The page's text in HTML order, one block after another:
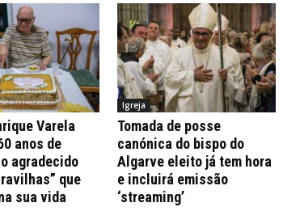
Varela
anos de
agradecido
que
sua vida
Igreja
Tomada de posse
canónica do bispo do
Algarve eleito já tem hora
e incluirá emissão
‘streaming’